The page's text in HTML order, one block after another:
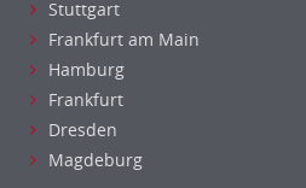
Technisches Gebäudemanagement
Anwendungsadministration
Consulting, Engineering
Data Warehouse, Business
Datenbanken
Embedded Systems
Stuttgart
Frankfurt am Main
Hamburg
Frankfurt
Dresden
Magdeburg